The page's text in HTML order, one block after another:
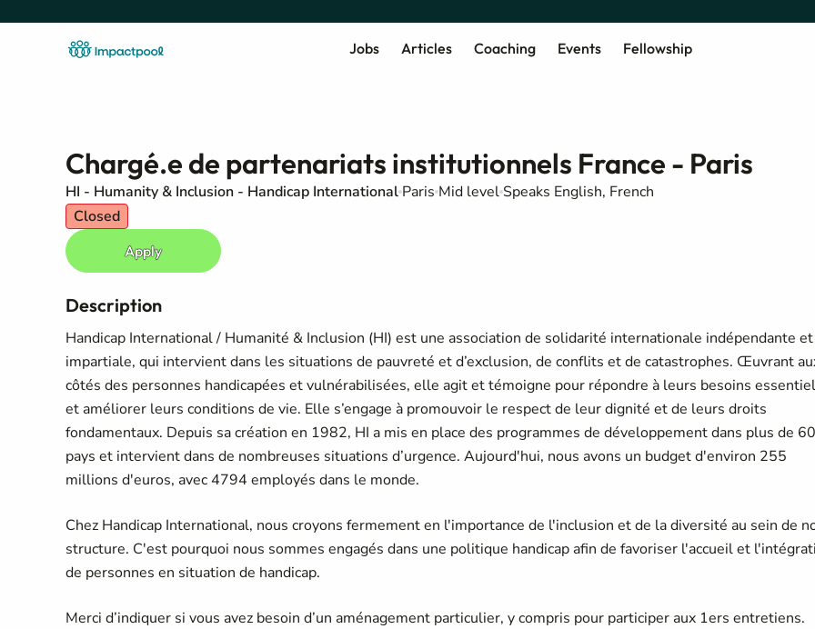
Jobs Articles Coaching Events Fellowship
Chargé.e de partenariats institutionnels France - Paris
HI - Humanity & Inclusion - Handicap International Paris Mid level Speaks English, French
Closed
Apply
Description
Handicap International / Humanité & Inclusion (HI) est une association de solidarité internationale indépendante et
impartiale, qui intervient dans les situations de pauvreté et d’exclusion, de conflits et de catastrophes. Œuvrant
côtés des personnes handicapées et vulnérabilisées, elle agit et témoigne pour répondre à leurs besoins
et améliorer leurs conditions de vie. Elle s’engage à promouvoir le respect de leur dignité et de leurs droits
fondamentaux. Depuis sa création en 1982, HI a mis en place des programmes de développement dans plus de 60
pays et intervient dans de nombreuses situations d’urgence. Aujourd'hui, nous avons un budget d'environ 255
millions d'euros, avec 4794 employés dans le monde.
Chez Handicap International, nous croyons fermement en l'importance de l'inclusion et de la diversité au sein de
structure. C'est pourquoi nous sommes engagés dans une politique handicap afin de favoriser l'accueil et
de personnes en situation de handicap.
Merci d’indiquer si vous avez besoin d’un aménagement particulier, y compris pour participer aux 1ers entretiens.